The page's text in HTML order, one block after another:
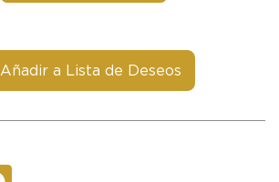
Añadir a Lista de Deseos